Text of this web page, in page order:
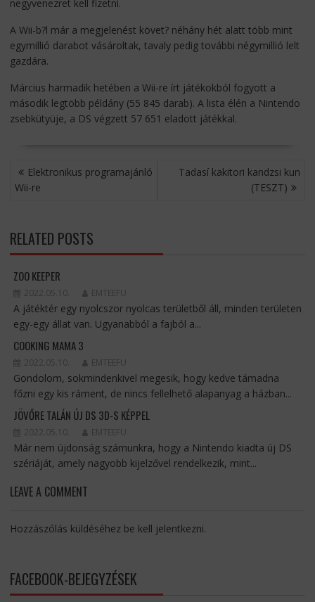
negyvenezret kell fizetni.
A Wii-b?l már a megjelenést követ? néhány hét alatt több mint
egymillió darabot vásároltak, tavaly pedig további négymillió lelt
gazdára.
Március harmadik hetében a Wii-re írt játékokból fogyott a
második legtöbb példány (55 845 darab). A lista élén a Nintendo
zsebkütyüje, a DS végzett 57 651 eladott játékkal.
BEJEGYZÉS
NAVIGÁCIÓ
Elektronikus programajánló
Wii-re
Tadasí kakitori kandzsi kun
(TESZT)
RELATED POSTS
ZOO KEEPER
2022.05.10. EMTEEFU
A játéktér egy nyolcszor nyolcas területből áll, minden területen
egy-egy állat van. Ugyanabból a fajból a...
COOKING MAMA 3
2022.05.10. EMTEEFU
Gondolom, sokmindenkivel megesik, hogy kedve támadna
főzni egy kis ráment, de nincs fellelhető alapanyag a házban...
JÖVŐRE TALÁN ÚJ DS 3D-S KÉPPEL
2022.05.10. EMTEEFU
Már nem újdonság számunkra, hogy a Nintendo kiadta új DS
szériáját, amely nagyobb kijelzővel rendelkezik, mint...
LEAVE A COMMENT
Hozzászólás küldéséhez be kell jelentkezni.
FACEBOOK-BEJEGYZÉSEK